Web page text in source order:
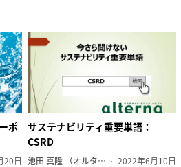
ポ
20日
サステナビリティ重要単語：
CSRD
池田 真隆 （オルタナ輪番編集長） 2022年6月10日